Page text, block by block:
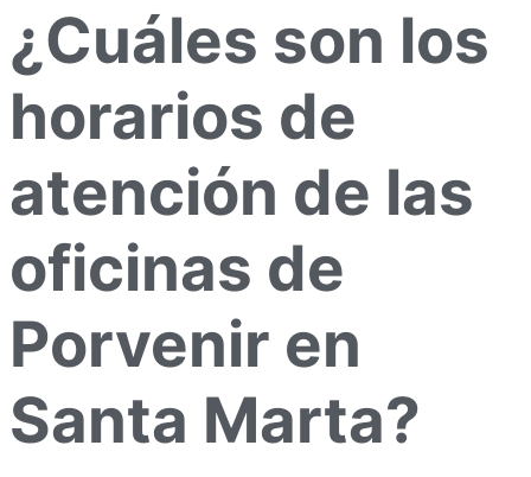
¿Cuáles son los
horarios de
atención de las
oficinas de
Porvenir en
Santa Marta?